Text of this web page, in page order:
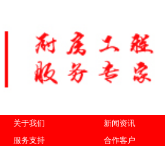
关于我们
新闻资讯
服务支持 合作客户